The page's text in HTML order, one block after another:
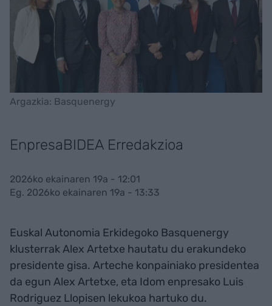
Argazkia: Basquenergy
EnpresaBIDEA Erredakzioa
2026ko ekainaren 19a - 12:01
Eg. 2026ko ekainaren 19a - 13:33
Euskal Autonomia Erkidegoko Basquenergy
klusterrak Alex Artetxe hautatu du erakundeko
presidente gisa. Arteche konpainiako presidentea
da egun Alex Artetxe, eta Idom enpresako Luis
Rodriguez Llopisen lekukoa hartuko du.